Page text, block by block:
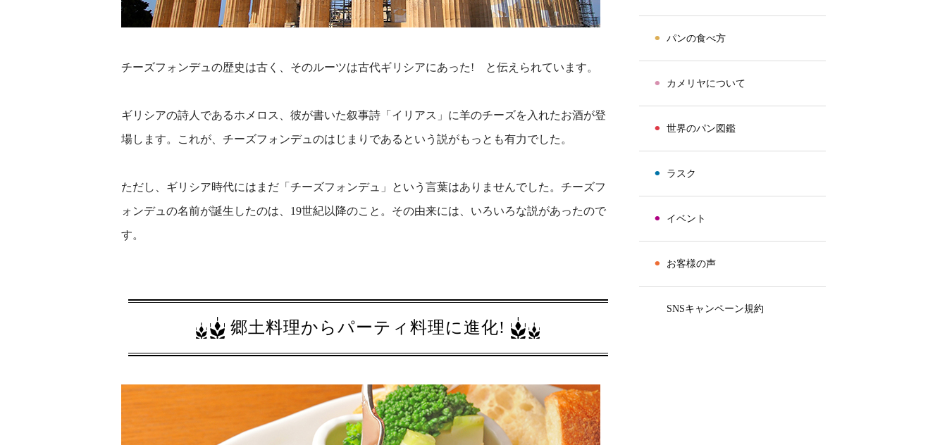
チーズフォンデュの歴史は古く、そのルーツは古代ギリシアにあった! と伝えられています。
ギリシアの詩人であるホメロス、彼が書いた叙事詩「イリアス」に羊のチーズを入れたお酒が登
場します。これが、チーズフォンデュのはじまりであるという説がもっとも有力でした。
ただし、ギリシア時代にはまだ「チーズフォンデュ」という言葉はありませんでした。チーズフ
ォンデュの名前が誕生したのは、19世紀以降のこと。その由来には、いろいろな説があったので
す。
郷土料理からパーティ料理に進化!
⚫︎ パンの食べ方
⚫︎ カメリヤについて
⚫︎ 世界のパン図鑑
⚫︎ ラスク
⚫︎ イベント
⚫︎ お客様の声
SNSキャンペーン規約